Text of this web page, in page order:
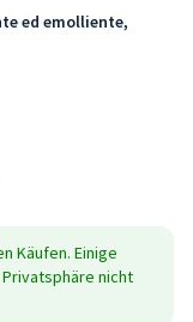
ed emolliente,
Käufen. Einige
nicht